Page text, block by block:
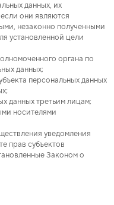
данных, их
они являются
незаконно полученными
установленной цели
органа по
данных;
персональных данных
данных третьим лицам;
носителями
уведомления
прав субъектов
Законом о